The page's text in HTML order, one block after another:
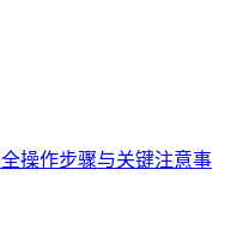
操作步骤与关键注意事